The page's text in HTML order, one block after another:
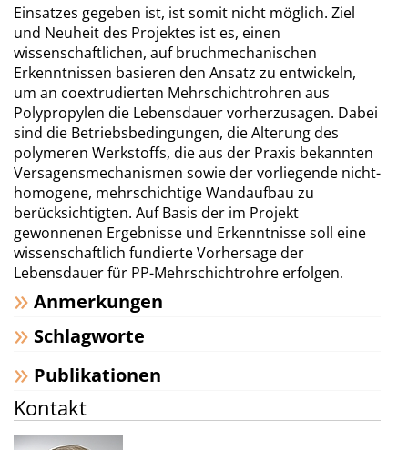
Einsatzes gegeben ist, ist somit nicht möglich. Ziel
und Neuheit des Projektes ist es, einen
wissenschaftlichen, auf bruchmechanischen
Erkenntnissen basieren den Ansatz zu entwickeln,
um an coextrudierten Mehrschichtrohren aus
Polypropylen die Lebensdauer vorherzusagen. Dabei
sind die Betriebsbedingungen, die Alte­rung des
polymeren Werkstoffs, die aus der Praxis bekannten
Versagensmechanismen sowie der vorliegende nicht-
homogene, mehrschichtige Wandaufbau zu
berücksichtigten. Auf Basis der im Projekt
gewonnenen Ergebnisse und Erkenntnisse soll eine
wissenschaftlich fundierte Vorhersage der
Lebensdauer für PP-Mehrschichtrohre erfolgen.
Anmerkungen
Schlagworte
Publikationen
Kontakt